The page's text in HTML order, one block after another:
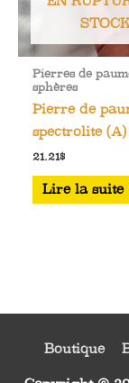
Pierres de
sphères
Pierre de
spectrolite (A)
21.21$
Lire la suite
Boutique